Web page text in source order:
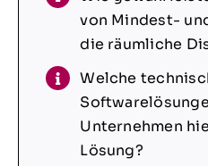
von Mindest-
die räumliche
Welche
Unternehmen
Lösung?